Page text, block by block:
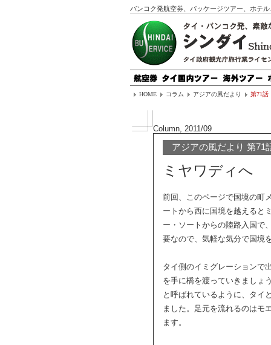
バンコク発航空券、パッケージツアー、ホテ
HOME コラム アジアの風だより 第71話
Column, 2011/09
アジアの風だより 第71
ミヤワディへ
前回、このページで国境の町
ートから西に国境を越えると
ー・ソートからの陸路入国で
要なので、気軽な気分で国境
タイ側のイミグレーションで
を手に橋を渡っていきましょ
と呼ばれているように、タイ
ました。足元を流れるのはモ
ます。